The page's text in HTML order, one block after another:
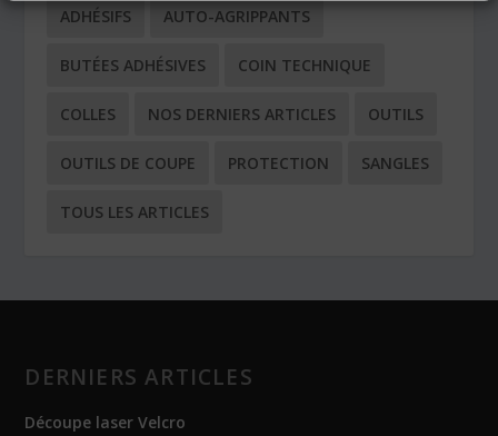
ADHÉSIFS AUTO-AGRIPPANTS
BUTÉES ADHÉSIVES COIN TECHNIQUE
COLLES NOS DERNIERS ARTICLES OUTILS
OUTILS DE COUPE PROTECTION SANGLES
TOUS LES ARTICLES
DERNIERS ARTICLES
Découpe laser Velcro